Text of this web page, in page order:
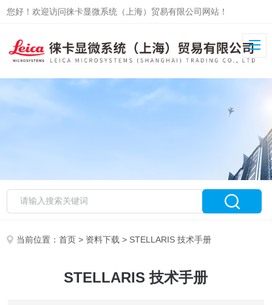
您好！欢迎访问徕卡显微系统（上海）贸易有限公司网站！
当前位置：首页 > 资料下载 > STELLARIS 技术手册
STELLARIS 技术手册